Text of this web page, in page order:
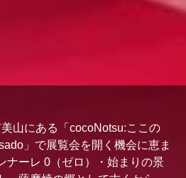
山にある「cocoNotsu:ここの
」で展覧会を開く機会に恵ま
ナーレ 0（ゼロ）・始まりの景